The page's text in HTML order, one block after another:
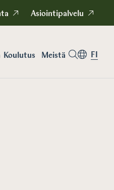
Asiointipalvelu
Koulutus Meistä FI